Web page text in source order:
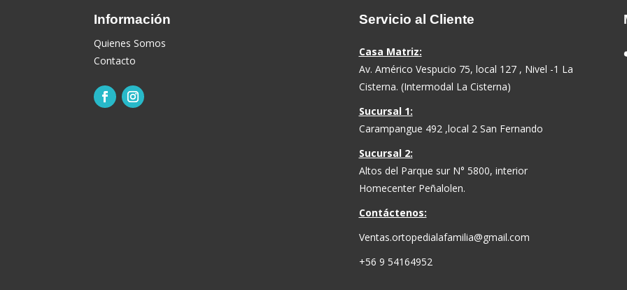
Información
Quienes Somos
Contacto
Servicio al Cliente
Casa Matriz:
Av. Américo Vespucio 75, local 127 , Nivel -1 La
Cisterna. (Intermodal La Cisterna)
Sucursal 1:
Carampangue 492 ,local 2 San Fernando
Sucursal 2:
Altos del Parque sur N° 5800, interior
Homecenter Peñalolen.
Contáctenos:
Ventas.ortopedialafamilia@gmail.com
+56 9 54164952